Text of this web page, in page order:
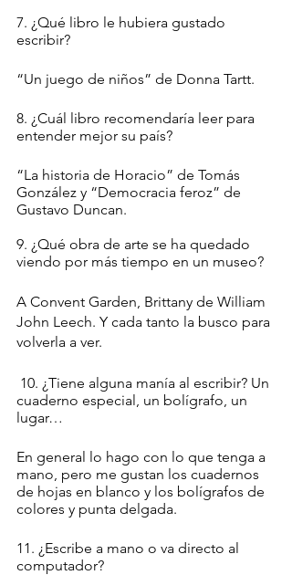
7. ¿Qué libro le hubiera gustado
escribir?
“Un juego de niños” de Donna Tartt.
8. ¿Cuál libro recomendaría leer para
entender mejor su país?
“La historia de Horacio” de Tomás
González y “Democracia feroz” de
Gustavo Duncan.
9. ¿Qué obra de arte se ha quedado
viendo por más tiempo en un museo?
A Convent Garden, Brittany de William
John Leech. Y cada tanto la busco para
volverla a ver.
cuaderno especial, un bolígrafo, un
lugar…
En general lo hago con lo que tenga a
mano, pero me gustan los cuadernos
de hojas en blanco y los bolígrafos de
colores y punta delgada.
11. ¿Escribe a mano o va directo al
computador?